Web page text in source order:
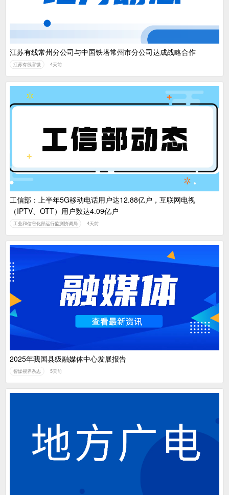
江苏有线常州分公司与中国铁塔常州市分公司达成战略合作
江苏有线官微 4天前
工信部：上半年5G移动电话用户达12.88亿户，互联网电视
（IPTV、OTT）用户数达4.09亿户
工业和信息化部运行监测协调局 4天前
2025年我国县级融媒体中心发展报告
智媒视界杂志 5天前